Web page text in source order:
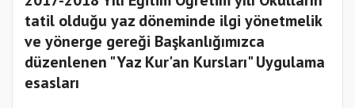
tatil olduğu yaz döneminde ilgi yönetmelik
ve yönerge gereği Başkanlığımızca
düzenlenen "Yaz Kur'an Kursları" Uygulama
esasları